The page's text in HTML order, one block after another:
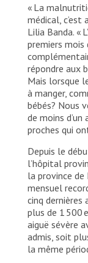
« La
médical, c’est
Lilia Banda. «
premiers mois
répondre aux
Mais lorsque
à manger,
bébés? Nous
de moins
proches qui
Depuis le
l’hôpital
la province
mensuel
cinq dernières
plus de 1
aiguë sévère
admis, soit
la même